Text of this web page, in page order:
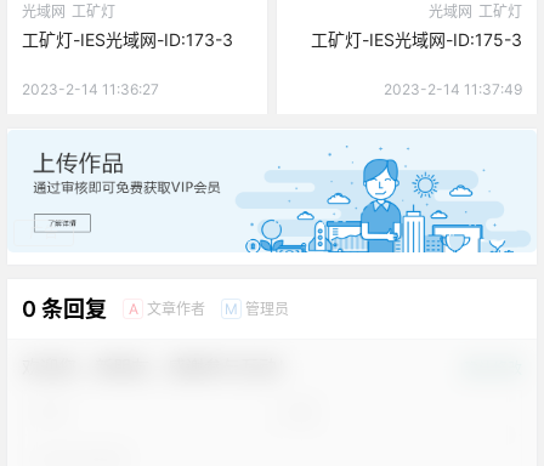
光域网 工矿灯
工矿灯-IES光域网-ID:173-3
2023-2-14 11:36:27
光域网 工矿灯
工矿灯-IES光域网-ID:175-3
2023-2-14 11:37:49
广告
0 条回复 A 文章作者 M 管理员